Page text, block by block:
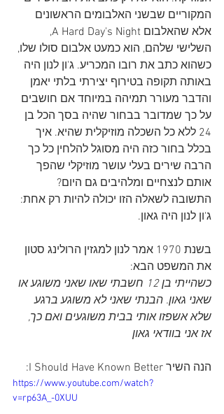
המקוריים שבשני האלבומים הראשונים
אלא שהאלבום A Hard Day's Night,
השלישי שלהם, הוא כמעט אלבום סולו שלו,
כשהוא כתב את רובו המכריע. ג'ון לנון היה
באותה תקופה בטירוף יצירתי בלתי יאמן
והדבר מעורר תמיהה במיוחד אם חושבים
על כך שמדובר בבחור שהיה בסך הכל בן
24 ללא כל השכלה מוזיקלית שהיא. איך
בכלל בחור כזה היה מסוגל להלחין כל כך
הרבה שירים בעלי עושר מוזיקלי שהפך
אותם לנצחיים ומלהיבים גם היום?
התשובה לשאלה הזו יכולה להיות רק אחת:
ג'ון לנון היה גאון.
בשנת 1970 אמר לנון למגזין הרולינג סטון
את המשפט הבא:
כשהייתי בן 12 חשבתי שאו שאני משוגע או
שאני גאון. הבנתי שאני לא משוגע ברגע
שלא אשפזו אותי בבית משוגעים ואם כך,
אז אני בוודאי גאון
הנה השיר I Should Have Known Better:
https://www.youtube.com/watch?
v=rp63A_-0XUU